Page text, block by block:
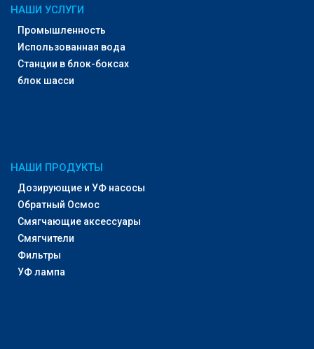
НАШИ УСЛУГИ
Промышленность
Использованная вода
Станции в блок-боксах
блок шасси
НАШИ ПРОДУКТЫ
Дозирующие и УФ насосы
Обратный Осмос
Смягчающие аксессуары
Смягчители
Фильтры
УФ лампа